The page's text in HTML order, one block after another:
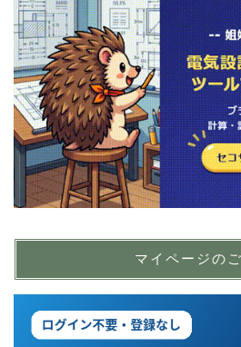
マイページの